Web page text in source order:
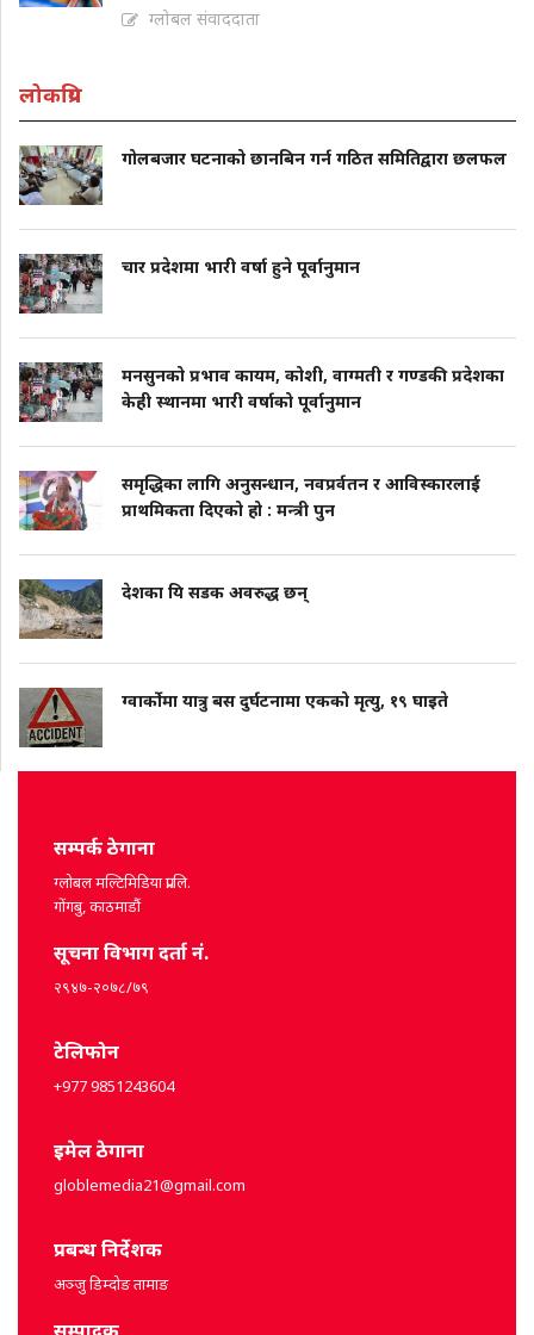
ग्लोबल संवाददाता
लोकप्रिय
गोलबजार घटनाको छानबिन गर्न गठित समितिद्वारा छलफल
चार प्रदेशमा भारी वर्षा हुने पूर्वानुमान
मनसुनको प्रभाव कायम, कोशी, वाग्मती र गण्डकी प्रदेशका
केही स्थानमा भारी वर्षाको पूर्वानुमान
समृद्धिका लागि अनुसन्धान, नवप्रर्वतन र आविस्कारलाई
प्राथमिकता दिएको हो : मन्त्री पुन
देशका यि सडक अवरुद्ध छन्
ग्वार्कोमा यात्रु बस दुर्घटनामा एकको मृत्यु, १९ घाइते
सम्पर्क ठेगाना
ग्लोबल मल्टिमिडिया प्रा.लि.
गोंगबु, काठमाडौं
सूचना विभाग दर्ता नं.
२९४७-२०७८/७९
टेलिफोन
+977 9851243604
इमेल ठेगाना
globlemedia21@gmail.com
प्रबन्ध निर्देशक
अञ्जु डिम्दोङ तामाङ